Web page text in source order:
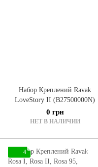
Набор Креплений Ravak
LoveStory II (B27500000N)
0 грн
НЕТ В НАЛИЧИИ
4